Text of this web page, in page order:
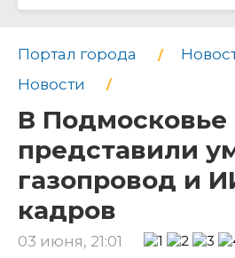
Портал города
Новости
В Подмосковье
представили
газопровод и
кадров
03 июня, 21:01